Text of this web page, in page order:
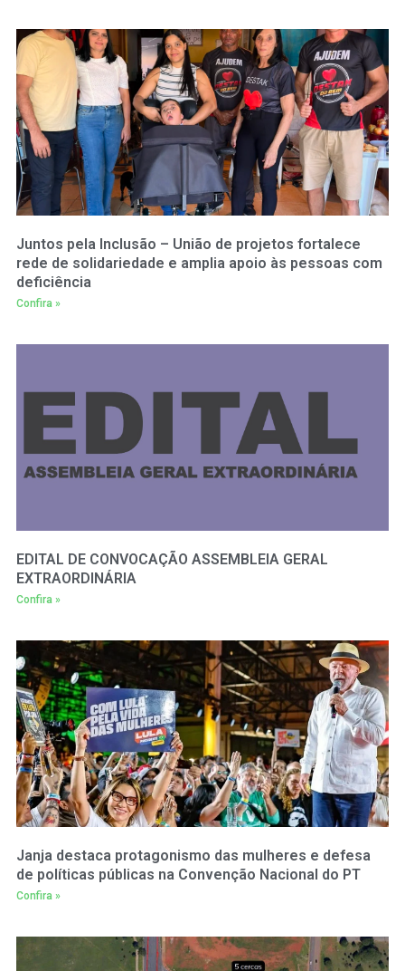
Juntos pela Inclusão – União de projetos fortalece
rede de solidariedade e amplia apoio às pessoas com
deficiência
Confira »
EDITAL DE CONVOCAÇÃO ASSEMBLEIA GERAL
EXTRAORDINÁRIA
Confira »
Janja destaca protagonismo das mulheres e defesa
de políticas públicas na Convenção Nacional do PT
Confira »